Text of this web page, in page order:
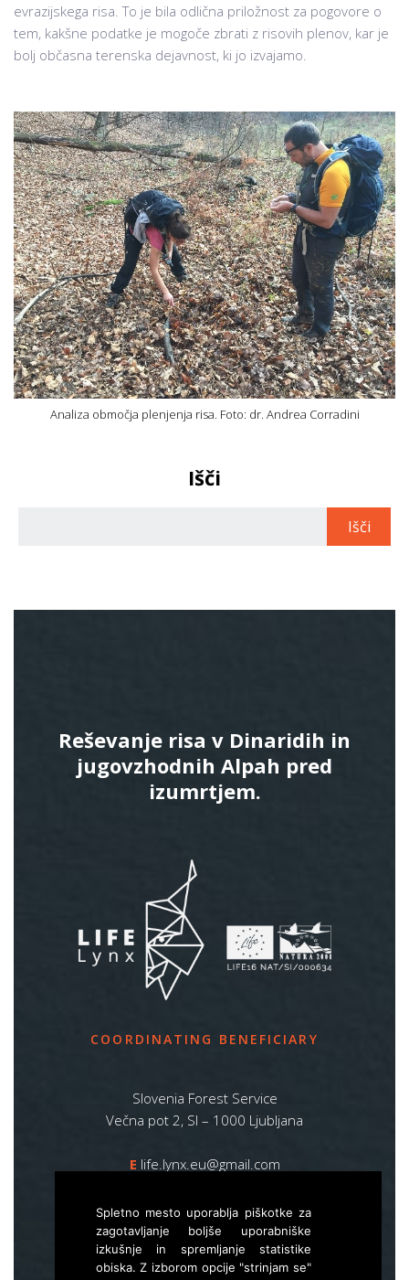
evrazijskega risa. To je bila odlična priložnost za pogovore o
tem, kakšne podatke je mogoče zbrati z risovih plenov, kar je
bolj občasna terenska dejavnost, ki jo izvajamo.
Analiza območja plenjenja risa. Foto: dr. Andrea Corradini
Išči
Reševanje risa v Dinaridih in
jugovzhodnih Alpah pred
izumrtjem.
COORDINATING BENEFICIARY
Slovenia Forest Service
Večna pot 2, SI – 1000 Ljubljana
E life.lynx.eu@gmail.com
Sitemap
Spletno mesto uporablja piškotke za
zagotavljanje boljše uporabniške
izkušnje in spremljanje statistike
obiska. Z izborom opcije "strinjam se"